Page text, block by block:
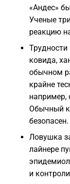
«Андес»
Ученые
реакцию
Трудности
ковида,
обычном
крайне
например,
Обычный
безопасен.
Ловушка
лайнере
и